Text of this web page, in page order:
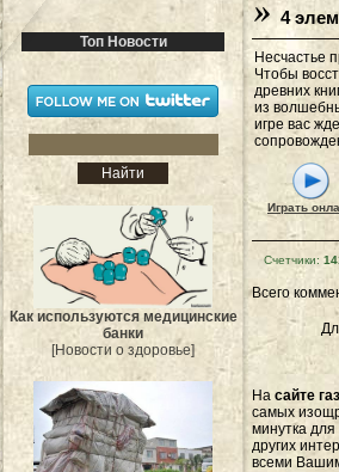
Топ Новости
Как используются медицинские
банки
[Новости о здоровье]
4
Несчастье
Чтобы
древних
из
игре вас
Играть
Счетчики:
Всего
На сайте
самых
минутка
других
всеми